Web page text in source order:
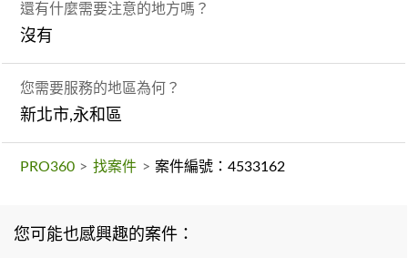
還有什麼需要注意的地方嗎？
沒有
您需要服務的地區為何？
新北市,永和區
PRO360 > 找案件 > 案件編號：4533162
您可能也感興趣的案件：